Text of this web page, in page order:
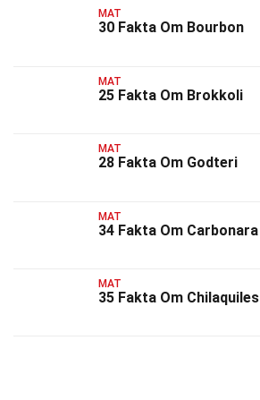
MAT
30 Fakta Om Bourbon
MAT
25 Fakta Om Brokkoli
MAT
28 Fakta Om Godteri
MAT
34 Fakta Om Carbonara
MAT
35 Fakta Om Chilaquiles